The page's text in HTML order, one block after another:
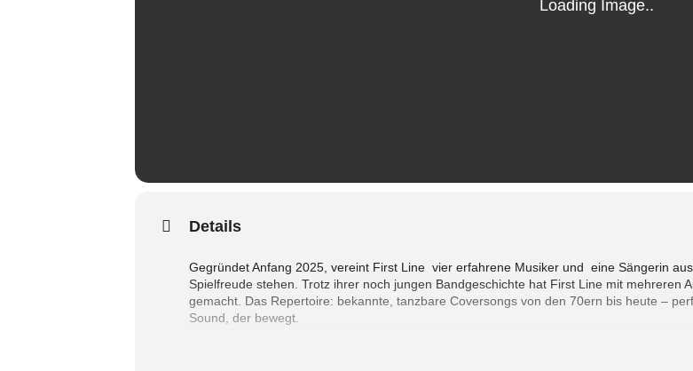
Details
Gegründet Anfang 2025, vereint First Line vier erfahrene Musiker und eine Sängerin
Spielfreude stehen. Trotz ihrer noch jungen Bandgeschichte hat First Line mit mehreren
gemacht. Das Repertoire: bekannte, tanzbare Coversongs von den 70ern bis heute –
Sound, der bewegt.